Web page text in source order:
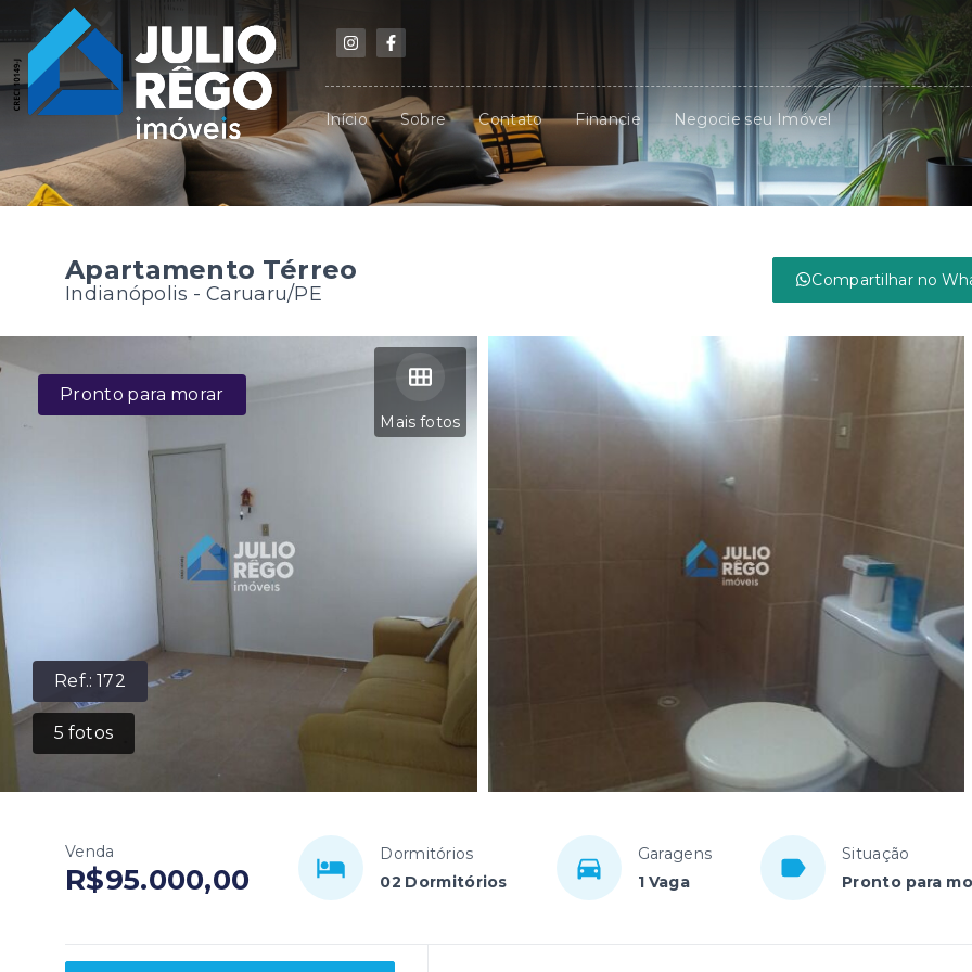
Início Sobre Contato Financie Negocie seu Imóvel
Apartamento Térreo
Indianópolis - Caruaru/PE
Compartilhar no
Ref.:172
5 fotos
Mais fotos
Pronto para morar
Venda
R$95.000,00
Dormitórios
02 Dormitórios
Garagens
1 Vaga
Situação
Pronto para